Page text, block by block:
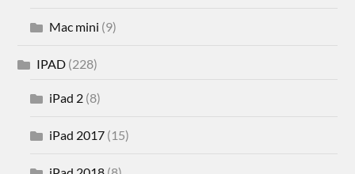
Mac mini (9)
IPAD (228)
iPad 2 (8)
iPad 2017 (15)